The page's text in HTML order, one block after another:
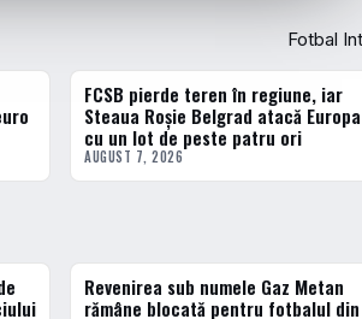
Fotbal
FOTBAL EXTERN
FCSB pierde teren în regiune, iar
Steaua Roșie Belgrad atacă Europa
cu un lot de peste patru ori
AUGUST 7, 2026
3 · TOP
Revenirea sub numele Gaz Metan
rămâne blocată pentru fotbalul din